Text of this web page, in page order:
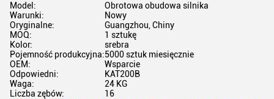
Model:
Obrotowa obudowa silnika
Warunki:
Nowy
Oryginalne:
Guangzhou, Chiny
MOQ:
1 sztukę
Kolor:
srebra
Pojemność produkcyjna:5000 sztuk miesięcznie
OEM:
Wsparcie
Odpowiedni:
KAT200B
Waga:
24 KG
Liczba zębów:
16